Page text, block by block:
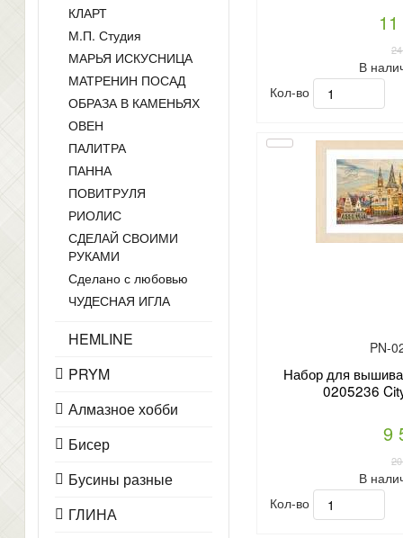
КЛАРТ
М.П. Студия
МАРЬЯ ИСКУСНИЦА
МАТРЕНИН ПОСАД
ОБРАЗА В КАМЕНЬЯХ
ОВЕН
ПАЛИТРА
ПАННА
ПОВИТРУЛЯ
РИОЛИС
СДЕЛАЙ СВОИМИ
РУКАМИ
Сделано с любовью
ЧУДЕСНАЯ ИГЛА
HEMLINE
PRYM
Алмазное хобби
Бисер
Бусины разные
ГЛИНА
В
Кол-во
PN-
Набор для
0205236
9
В
Кол-во